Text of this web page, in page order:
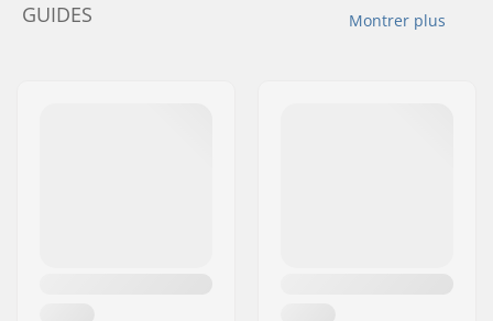
Montrer plus
GUIDES